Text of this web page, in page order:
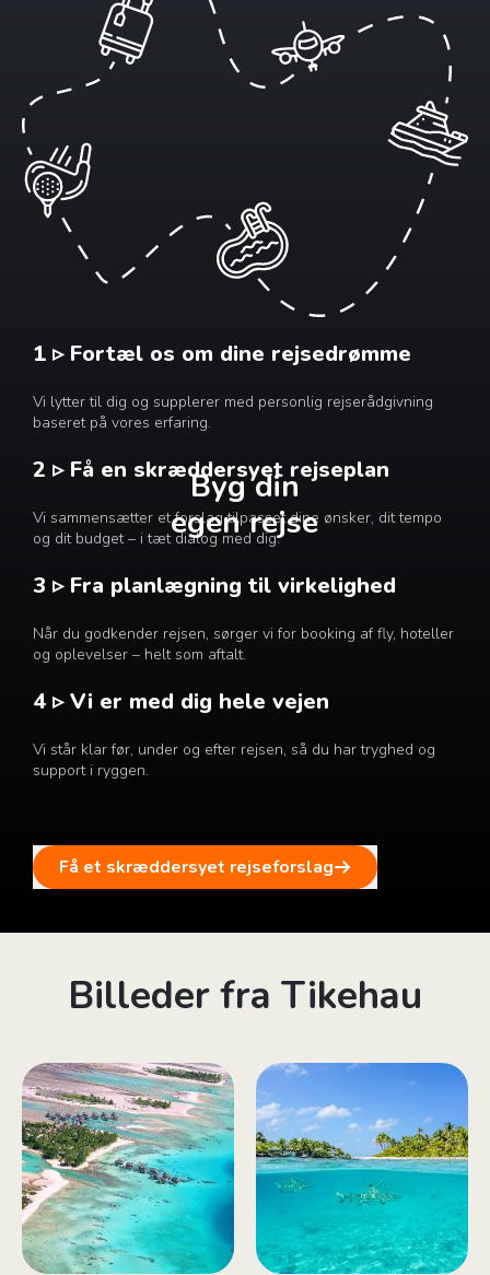
Byg din
egen rejse
1 ▹ Fortæl os om dine rejsedrømme
Vi lytter til dig og supplerer med personlig rejserådgivning
baseret på vores erfaring.
2 ▹ Få en skræddersyet rejseplan
Vi sammensætter et forslag tilpasset dine ønsker, dit tempo
og dit budget – i tæt dialog med dig.
3 ▹ Fra planlægning til virkelighed
Når du godkender rejsen, sørger vi for booking af fly, hoteller
og oplevelser – helt som aftalt.
4 ▹ Vi er med dig hele vejen
Vi står klar før, under og efter rejsen, så du har tryghed og
support i ryggen.
Få et skræddersyet rejseforslag
Billeder fra Tikehau